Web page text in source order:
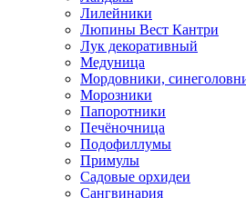
Лилейники
Люпины Вест Кантри
Лук декоративный
Медуница
Мордовники,
Морозники
Папоротники
Печёночница
Подофиллумы
Примулы
Садовые орхидеи
Сангвинария